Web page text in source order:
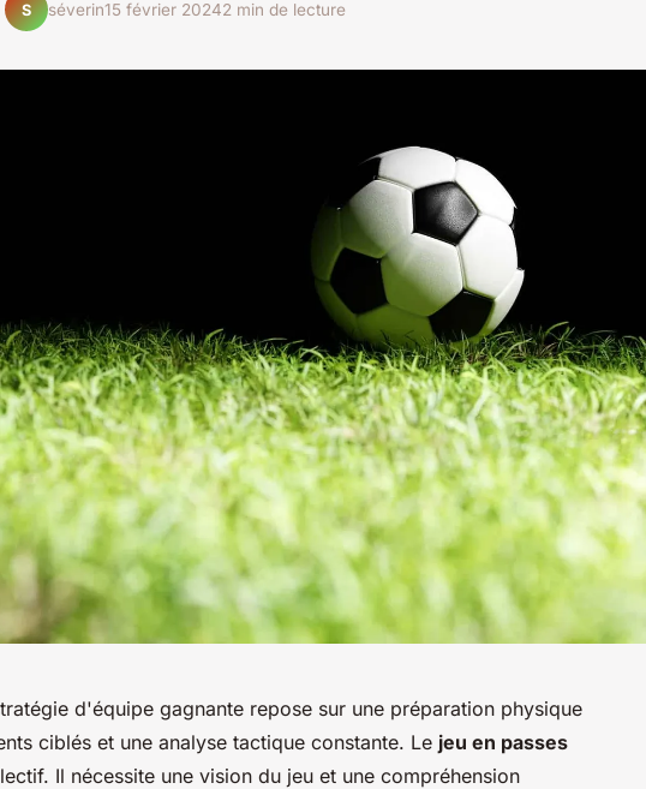
S séverin15 février 20242 min de lecture
d'équipe gagnante repose sur une préparation physique
ciblés et une analyse tactique constante. Le jeu en passes
Il nécessite une vision du jeu et une compréhension